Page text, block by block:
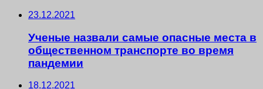
23.12.2021
Ученые назвали самые опасные места в
общественном транспорте во время
пандемии
18.12.2021